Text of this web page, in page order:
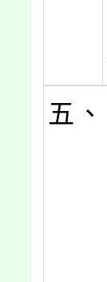
五、